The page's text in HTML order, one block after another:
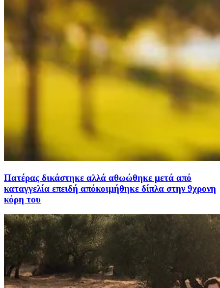
Πατέρας δικάστηκε αλλά αθωώθηκε μετά από
καταγγελία επειδή απόκοιμήθηκε δίπλα στην 9χρονη
κόρη του